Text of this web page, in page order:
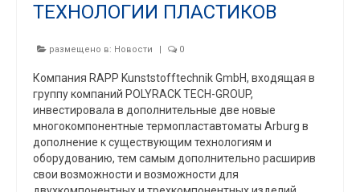
ТЕХНОЛОГИИ ПЛАСТИКОВ
размещено в: Новости | 0
Компания RAPP Kunststofftechnik GmbH, входящая в
группу компаний POLYRACK TECH-GROUP,
инвестировала в дополнительные две новые
многокомпонентные термопластавтоматы Arburg в
дополнение к существующим технологиям и
оборудованию, тем самым дополнительно расширив
свои возможности и возможности для